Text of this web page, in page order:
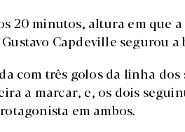
20 minutos, altura em que
Capdeville segurou
com três golos da linha
a marcar, e, os dois
em ambos.